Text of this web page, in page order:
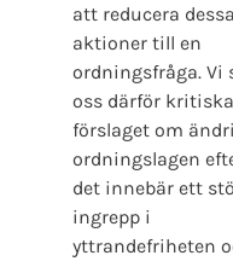
att reducera dessa
aktioner till en
ordningsfråga. Vi
oss därför
förslaget om
ordningslagen
det innebär ett
ingrepp i
yttrandefriheten